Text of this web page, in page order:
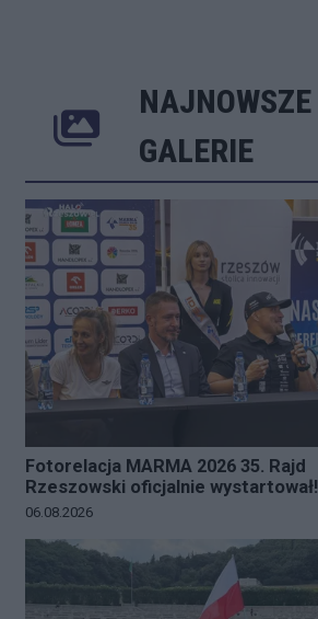
NAJNOWSZE
GALERIE
Fotorelacja MARMA 2026 35. Rajd
Rzeszowski oficjalnie wystartował!
Data dodania galerii:
06.08.2026